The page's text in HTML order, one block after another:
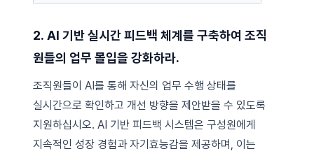
2. AI 기반 실시간 피드백 체계를 구축하여 조직
원들의 업무 몰입을 강화하라.
조직원들이 AI를 통해 자신의 업무 수행 상태를
실시간으로 확인하고 개선 방향을 제안받을 수 있도록
지원하십시오. AI 기반 피드백 시스템은 구성원에게
지속적인 성장 경험과 자기효능감을 제공하며, 이는